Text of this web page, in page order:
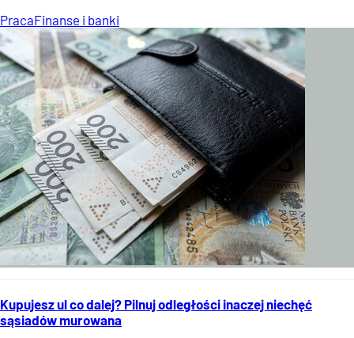
PracaFinanse i banki
Kupujesz ul co dalej? Pilnuj odległości inaczej niechęć
sąsiadów murowana